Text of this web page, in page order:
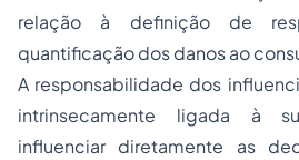
relação à definição de
quantificação dos danos ao
A responsabilidade dos
intrinsecamente ligada à
influenciar diretamente as